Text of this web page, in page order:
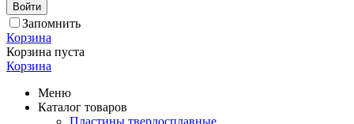
Войти
Запомнить
Корзина
Корзина пуста
Корзина
Меню
Каталог товаров
Пластины твердосплавные